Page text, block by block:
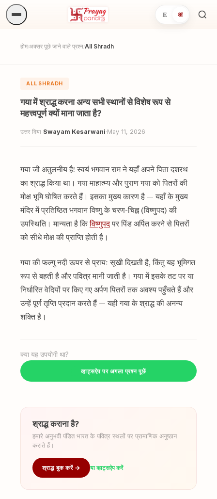
E अ
होम/अक्सर पूछे जाने वाले प्रश्न/All Shradh
ALL SHRADH
गया में श्राद्ध करना अन्य सभी स्थानों से विशेष रूप से
महत्त्वपूर्ण क्यों माना जाता है?
उत्तर दिया Swayam Kesarwani·May 11, 2026
गया जी अतुलनीय है! स्वयं भगवान राम ने यहाँ अपने पिता दशरथ
का श्राद्ध किया था। गया माहात्म्य और पुराण गया को पितरों की
मोक्ष भूमि घोषित करते हैं। इसका मुख्य कारण है — यहाँ के मुख्य
मंदिर में प्रतिष्ठित भगवान विष्णु के चरण-चिह्न (विष्णुपद) की
उपस्थिति। मान्यता है किविष्णुपदपर पिंड अर्पित करने से पितरों
को सीधे मोक्ष की प्राप्ति होती है।
गया की फल्गु नदी ऊपर से प्रायः सूखी दिखती है, किंतु यह भूमिगत
रूप से बहती है और पवित्र मानी जाती है। गया में इसके तट पर या
निर्धारित वेदियों पर किए गए अर्पण पितरों तक अवश्य पहुँचते हैं और
उन्हें पूर्ण तृप्ति प्रदान करते हैं — यही गया के श्राद्ध की अनन्य
शक्ति है।
क्या यह उपयोगी था?
व्हाट्सऐप पर अगला प्रश्न पूछें
श्राद्ध कराना है?
हमारे अनुभवी पंडित भारत के पवित्र स्थलों पर प्रामाणिक अनुष्ठान
कराते हैं।
श्राद्ध बुक करें → या व्हाट्सऐप करें